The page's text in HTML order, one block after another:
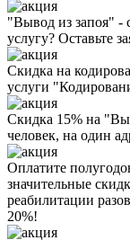
"Вывод из запоя" -
услугу? Оставьте
Скидка на
услуги
Скидка 15% на
человек, на один
Оплатите
значительные
реабилитации
20%!